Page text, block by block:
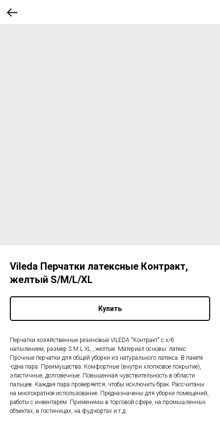
Vileda Перчатки латексные Контракт,
желтый S/M/L/XL
Купить
Перчатки хозяйственные резиновые VILEDA "Контракт" с х/б
напылением, размер S M L XL , желтые. Материал основы: латекс.
Прочные перчатки для общей уборки из натурального латекса. В пакете
-одна пара. Преимущества: Комфортные (внутри хлопковое покрытие),
эластичные, долговечные. Повышенная чувствительность в области
пальцев. Каждая пара проверяется, чтобы исключить брак. Рассчитаны
на многократное использование. Предназначены для уборки помещений,
работы с инвентарём. Применимы в торговой сфере, на промышленных
объектах, в гостиницах, на фуд-кортах и т.д.